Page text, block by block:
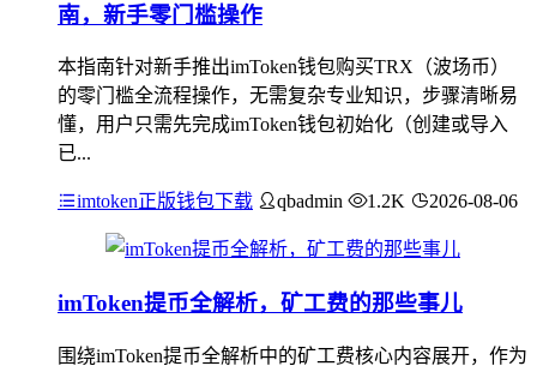
南，新手零门槛操作
本指南针对新手推出imToken钱包购买TRX（波场币）
的零门槛全流程操作，无需复杂专业知识，步骤清晰易
懂，用户只需先完成imToken钱包初始化（创建或导入
已...
imtoken正版钱包下载 qbadmin 1.2K 2026-08-06
imToken提币全解析，矿工费的那些事儿
围绕imToken提币全解析中的矿工费核心内容展开，作为